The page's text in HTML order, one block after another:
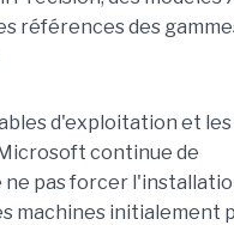
références des
d'exploitation et
continue de
ne pas forcer
machines initialement